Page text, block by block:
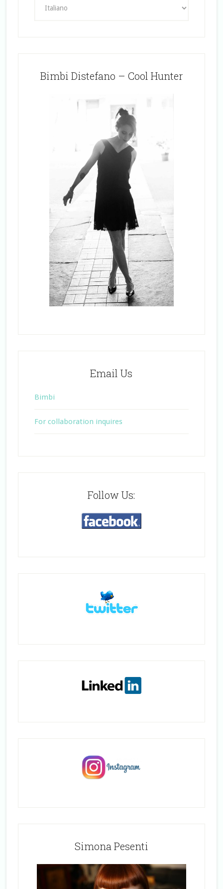
Bimbi Distefano – Cool Hunter
Email Us
Bimbi
For collaboration inquires
Follow Us:
Simona Pesenti